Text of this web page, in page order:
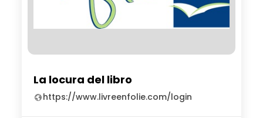
La locura del libro
https://www.livreenfolie.com/login